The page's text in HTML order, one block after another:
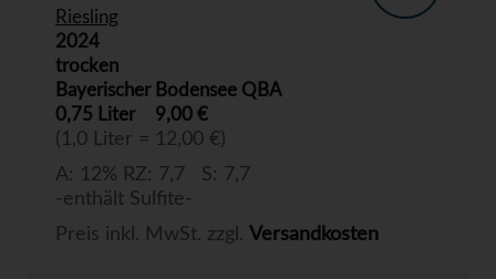
Riesling
2024
trocken
Bayerischer Bodensee QBA
0,75 Liter
9,00 €
(1,0 Liter = 12,00 €)
A: 12% RZ: 7,7 S: 7,7
-enthält Sulfite-
Preis inkl. MwSt. zzgl. Versandkosten